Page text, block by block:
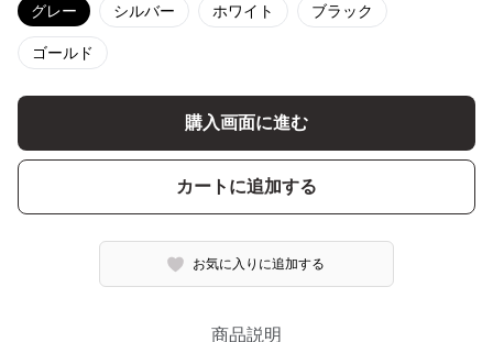
グレー シルバー ホワイト ブラック
ゴールド
購入画面に進む
カートに追加する
お気に入りに追加する
商品説明